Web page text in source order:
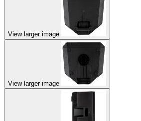
View larger image
View larger image